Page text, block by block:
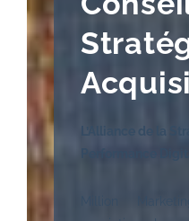
L’Alliance de la